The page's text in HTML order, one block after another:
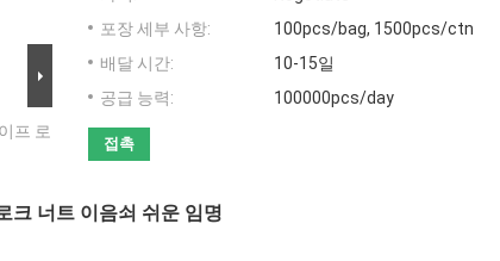
프 로
포장 세부 사항:
100pcs/bag, 1500pcs/ctn
배달 시간:
10-15일
공급 능력:
100000pcs/day
접촉
크 너트 이음쇠 쉬운 임명